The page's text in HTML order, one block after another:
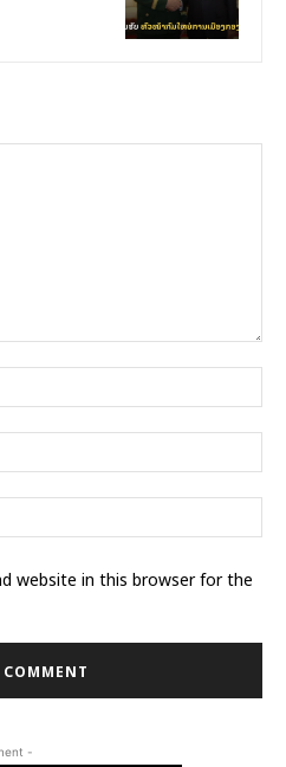
website in this browser for the
-